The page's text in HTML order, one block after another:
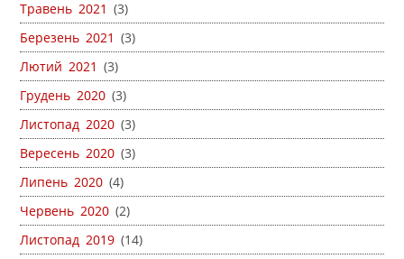
Травень 2021 (3)
Березень 2021 (3)
Лютий 2021 (3)
Грудень 2020 (3)
Листопад 2020 (3)
Вересень 2020 (3)
Липень 2020 (4)
Червень 2020 (2)
Листопад 2019 (14)